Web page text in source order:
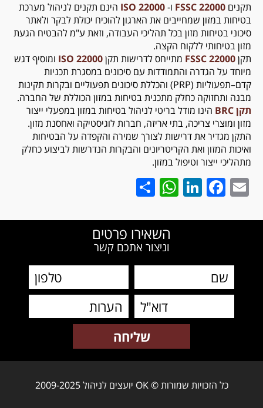
תקנים 22000 FSSC ו-22000 ISO
הינם תקנים לניהול מערכת
בטיחות במזון שמחייבים את הארגון להוכיח יכולת לבקר ולאתר
סיכוני בטיחות מזון בכל תהליכי העבודה, וזאת ע"מ להבטיח הגעת
מזון בטיחותי ללקוח הקצה.
תקן22000 FSSC מתייחס לדרישות תקן22000 ISO ומוסיףדגש
מיוחד על הגדרה והתמודדות עם סיכונים במסגרת תכניות
קדם–תפעוליות (PRP) והכללת סיכונים תפעוליים ובקרות תקינות
מבנה ותחזוקה כחלק מתכנית בטיחות במזון הכוללת של החברה.
תקן BRC
הינו מודל בריטי לניהול בטיחות במזון במפעלי ייצור
מזון ומוצרי צריכה, בתי אריזה, חברות לוגיסטיקה ואחסנת מזון.
התקן מגדיר את דרישות לצורך שמירה והקפדה על הבטיחות
ואיכות המזון ואת הקריטריונים והבקרות הנדרשות לביצוע כחלק
מתהליכי ייצור וטיפול במזון.
Email
Facebook
LinkedIn
WhatsApp
השאירו פרטים
וניצור אתכם קשר
כל הזכויות שמורות © OK יועצים לניהול 2009-2025